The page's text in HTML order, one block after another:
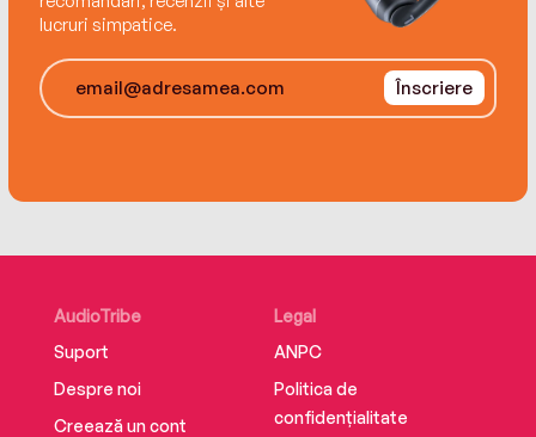
lucruri simpatice.
Înscriere
AudioTribe
Suport
Despre noi
Creează un cont
Legal
ANPC
Politica de
confidențialitate